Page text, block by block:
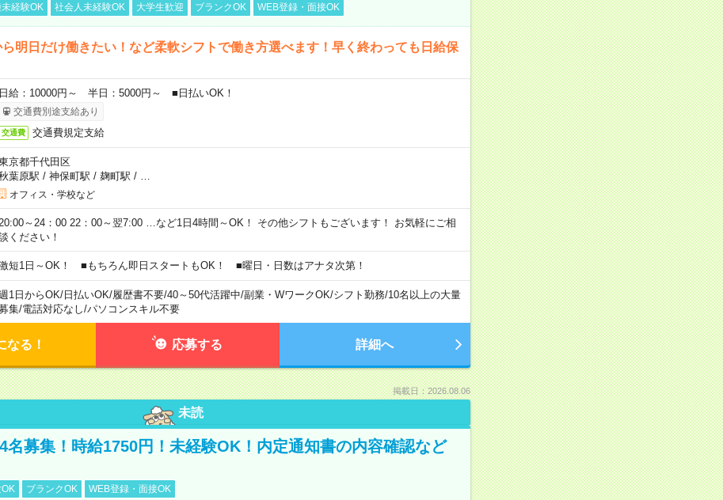
経験OK 社会人未経験OK 大学生歓迎 ブランクOK WEB登録・面接OK
ら明日だけ働きたい！など柔軟シフトで働き方選べます！早く終わっても日給保
日給：10000円～ 半日：5000円～ ■日払いOK！
交通費別途支給あり
交通費 交通費規定支給
京都千代田区
葉原駅 / 神保町駅 / 麹町駅 /
オフィス・学校など
20:00～24：00 22：00～翌7:00 …など1日4時間～OK！ その他シフトもございます！ お気軽にご相
ください！
短1日～OK！ ■もちろん即日スタートもOK！ ■曜日・日数はアナタ次第！
1日からOK/日払いOK/履歴書不要/40～50代活躍中/副業・WワークOK/シフト勤務/10名以上の大量
集/電話対応なし/パソコンスキル不要
なる！ 応募する 詳細へ
掲載日：2026.08.06
未読
名募集！時給1750円！未経験OK！内定通知書の内容確認など
ブランクOK WEB登録・面接OK